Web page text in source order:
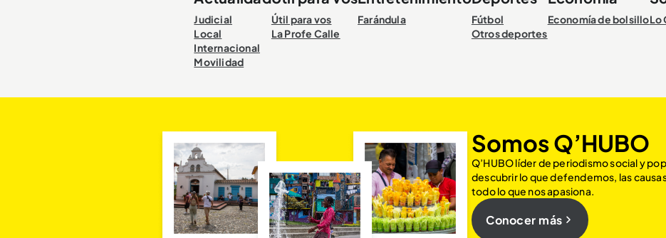
Judicial
Local
Internacional
Movilidad
Útil para vos
La Profe Calle
Farándula
Fútbol
Otros deportes
Economía de bolsilloLo
Somos Q’HUBO
Q’HUBO líder de periodismo social y
descubrir lo que defendemos, las
todo lo que nos apasiona.
Conocer más